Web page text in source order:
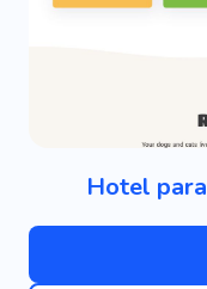
Hotel